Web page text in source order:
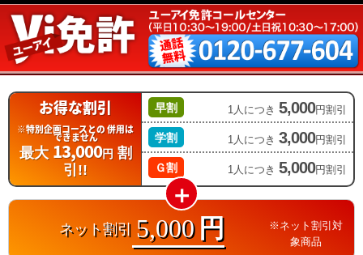
お得な割引
※特別企画コースとの併用は
できません
最大 13,000円 割
引!!
早割 1人につき 5,000円割引
学割 1人につき 3,000円割引
Ｇ割 1人につき 5,000円割引
ネット割引 5,000 円
※ネット割引対
象商品